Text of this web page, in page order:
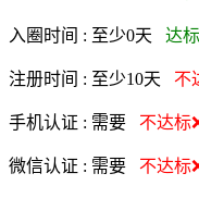
入圈时间 : 至少0天 达
注册时间 : 至少10天 不
手机认证 : 需要 不达标
微信认证 : 需要 不达标